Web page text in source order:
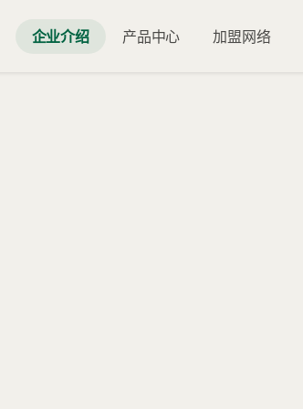
企业介绍 产品中心 加盟网络